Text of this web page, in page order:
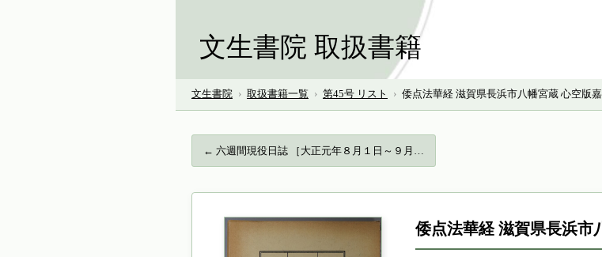
文生書院 取扱書籍
文生書院 › 取扱書籍一覧 › 第45号 リスト › 倭点法華経 滋賀県長浜市八幡宮蔵 心空版
← 六週間現役日誌 ［大正元年８月１日～９月…
倭点法華経 滋賀県長浜市